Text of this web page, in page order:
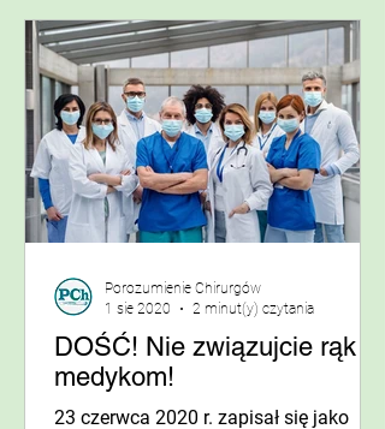
DOŚĆ! Nie związujcie rąk
medykom!
23 czerwca 2020 r. zapisał się jako
Porozumienie Chirurgów
1 sie 2020
2 minut(y) czytania